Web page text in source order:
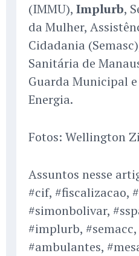
(IMMU), Implurb,
da Mulher,
Cidadania
Sanitária de
Guarda Municipal
Energia.
Fotos: Wellington
Assuntos nesse
#cif, #fiscalizacao,
#simonbolivar,
#implurb,
#ambulantes,